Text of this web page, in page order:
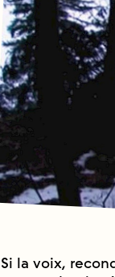
Si la voix,